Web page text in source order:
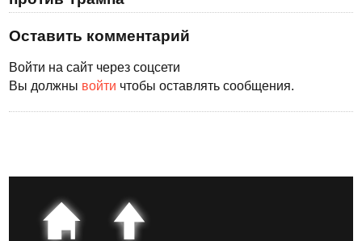
Оставить комментарий
Войти на сайт через соцсети
Вы должны войти чтобы оставлять сообщения.